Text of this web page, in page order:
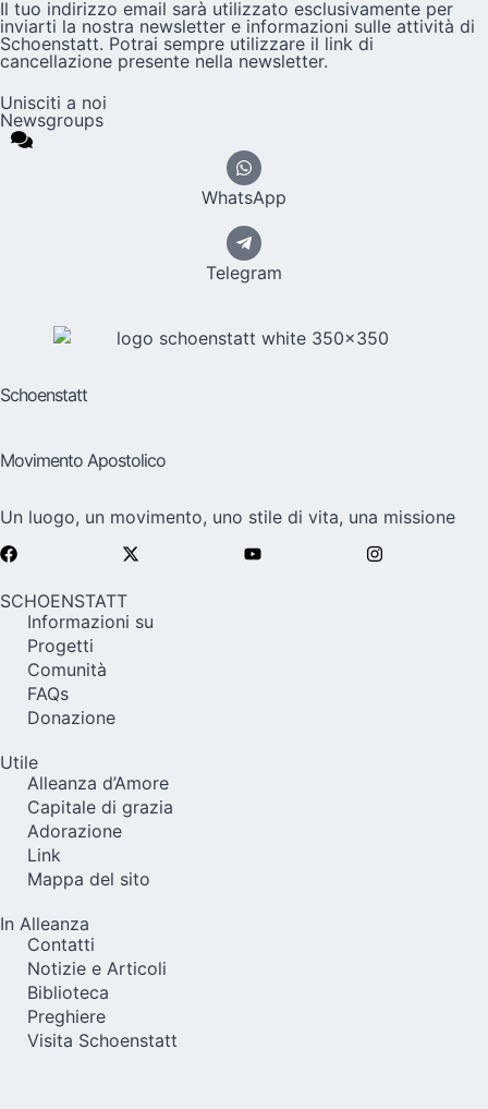
Il tuo indirizzo email sarà utilizzato esclusivamente per
inviarti la nostra newsletter e informazioni sulle attività di
Schoenstatt. Potrai sempre utilizzare il link di
cancellazione presente nella newsletter.
Unisciti a noi
Newsgroups
WhatsApp
Telegram
Schoenstatt
Movimento Apostolico
Un luogo, un movimento, uno stile di vita, una missione
SCHOENSTATT
Informazioni su
Progetti
Comunità
FAQs
Donazione
Utile
Alleanza d’Amore
Capitale di grazia
Adorazione
Link
Mappa del sito
In Alleanza
Contatti
Notizie e Articoli
Biblioteca
Preghiere
Visita Schoenstatt